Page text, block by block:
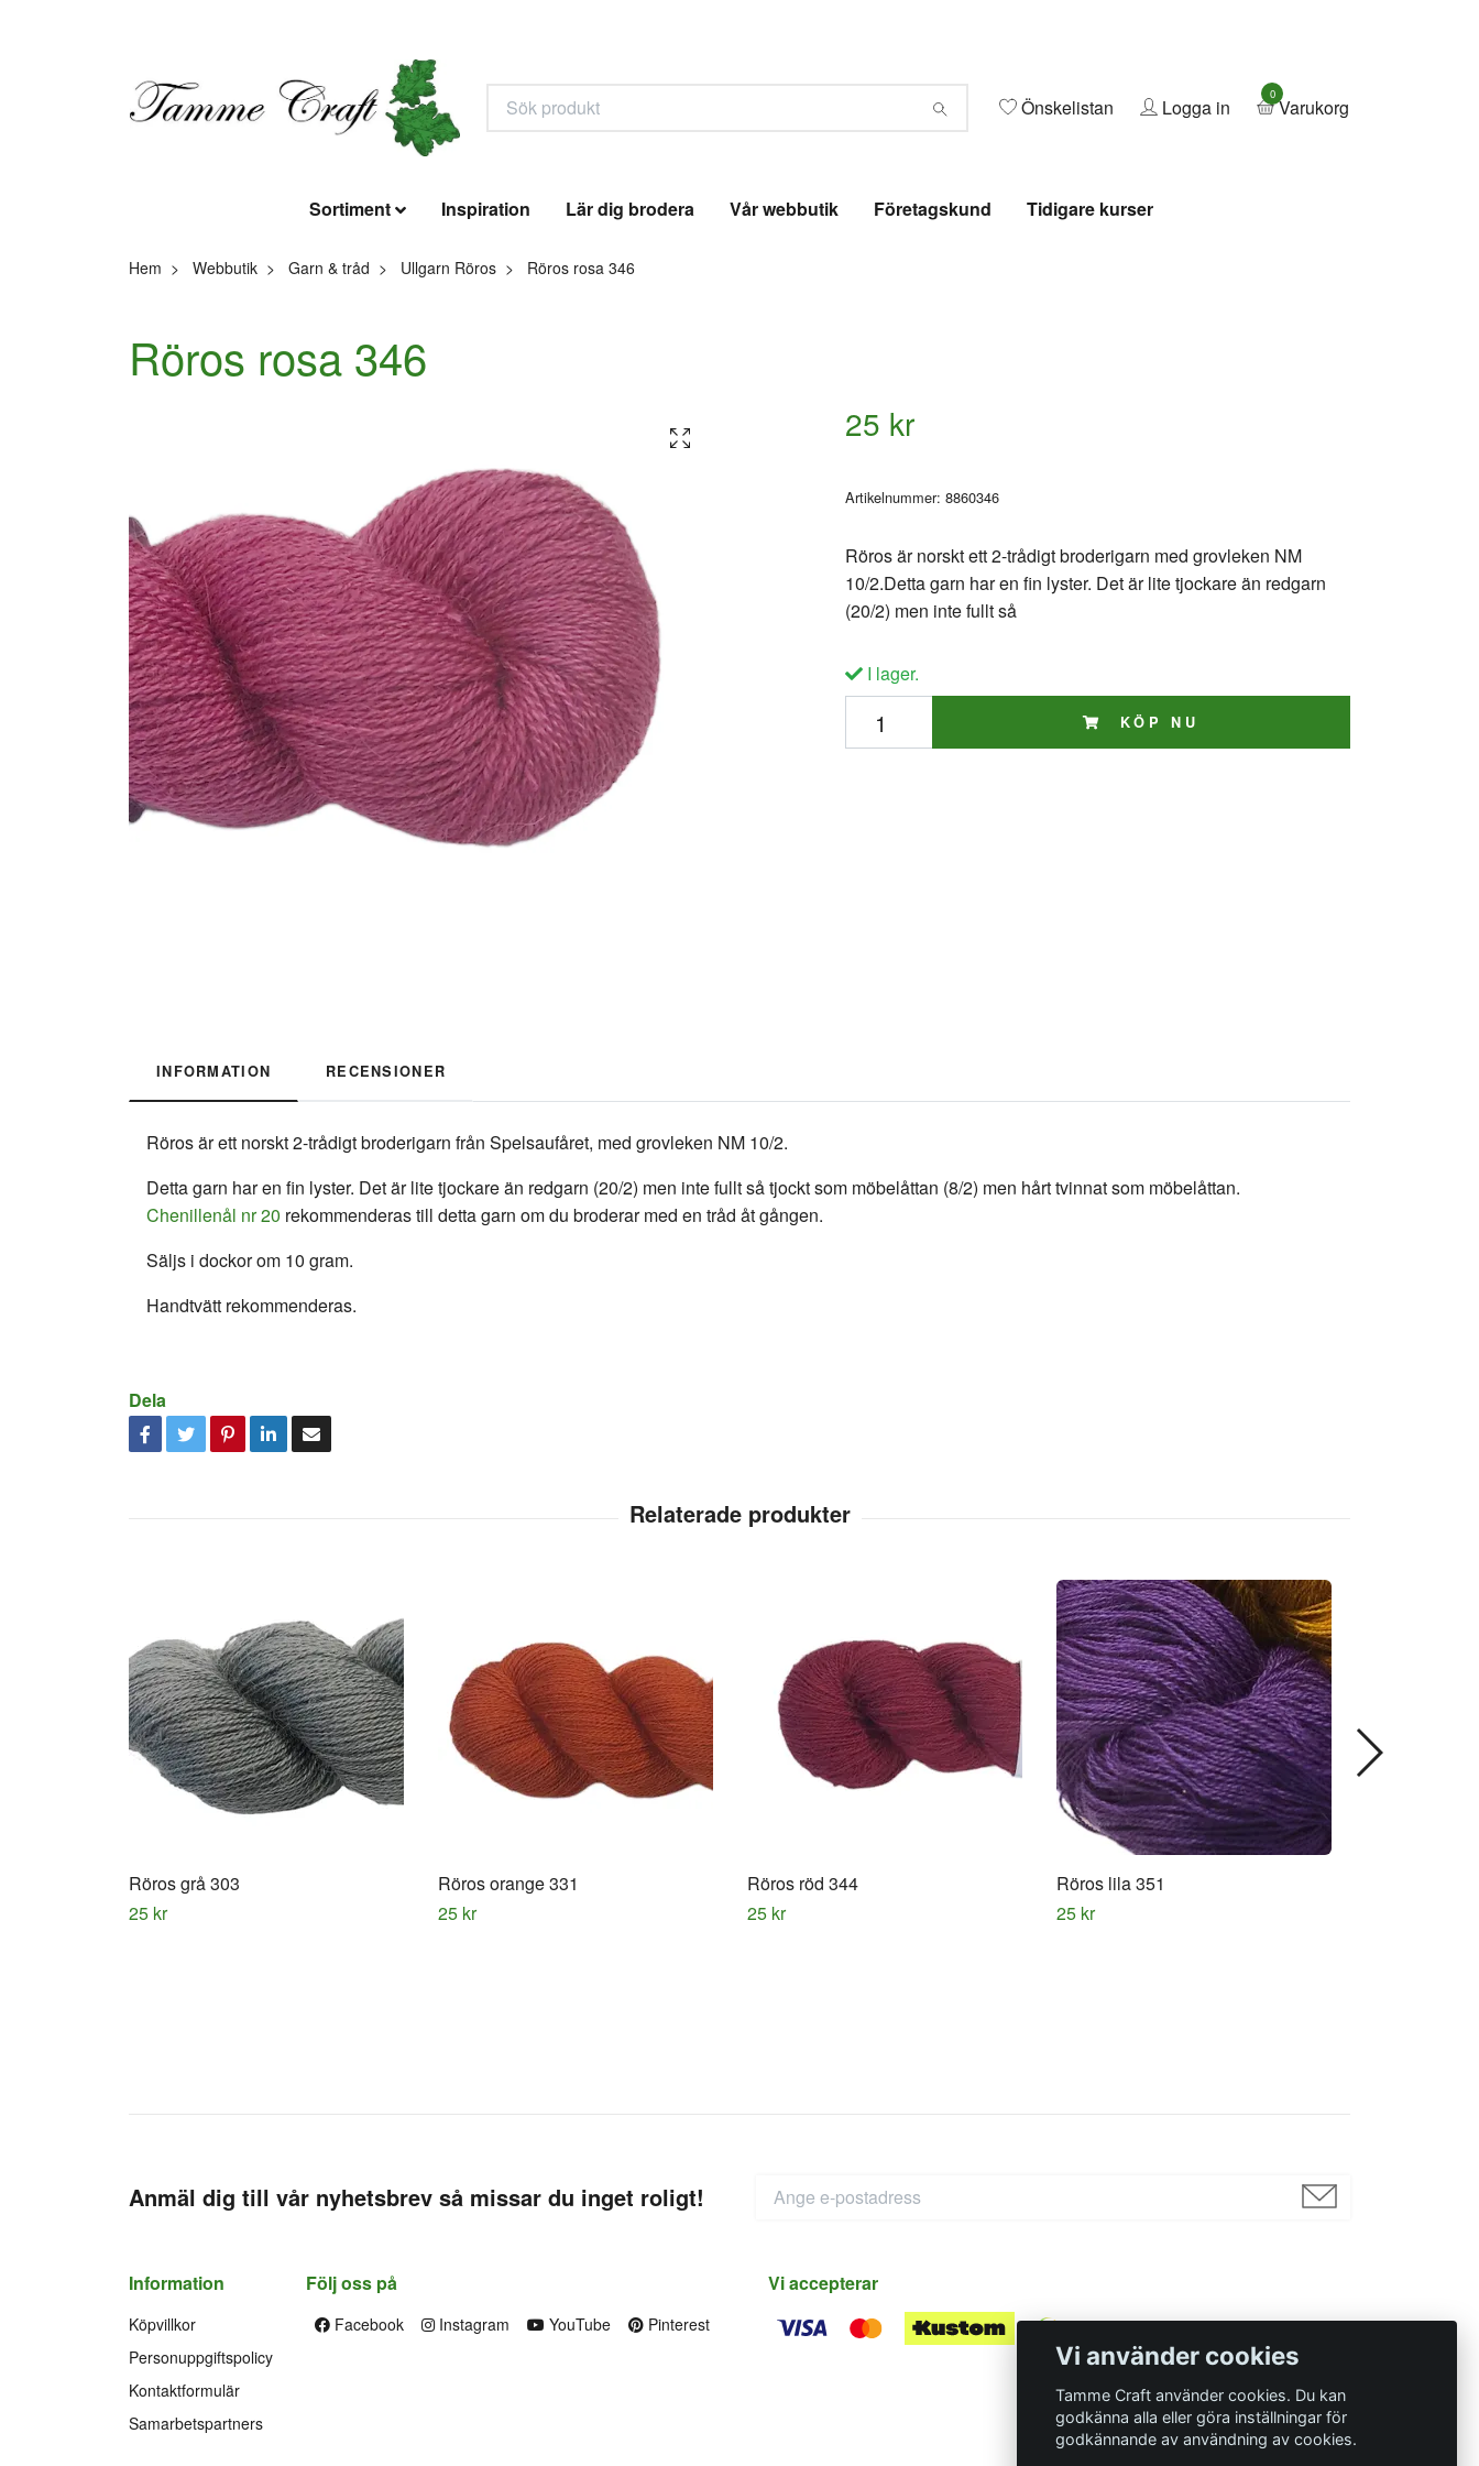
Önskelistan Logga in
0
Varukorg
Sortiment Inspiration Lär dig brodera Vår webbutik Företagskund Tidigare kurser
Hem Webbutik Garn & tråd Ullgarn Röros Röros rosa 346
Röros rosa 346
25 kr
Artikelnummer: 8860346
Röros är norskt ett 2-trådigt broderigarn med grovleken NM
10/2.Detta garn har en fin lyster. Det är lite tjockare än redgarn
(20/2) men inte fullt så
I lager.
KÖP NU
INFORMATION RECENSIONER
Röros är ett norskt 2-trådigt broderigarn från Spelsaufåret, med grovleken NM 10/2.
Detta garn har en fin lyster. Det är lite tjockare än redgarn (20/2) men inte fullt så tjockt som möbelåttan (8/2) men hårt tvinnat som möbelåttan.
Chenillenål nr 20 rekommenderas till detta garn om du broderar med en tråd åt gången.
Säljs i dockor om 10 gram.
Handtvätt rekommenderas.
Dela
Röros grå 303
25 kr
Röros orange 331
25 kr
Röros röd 344
25 kr
Röros lila 351
25 kr
Anmäl dig till vår nyhetsbrev så missar du inget roligt!
Information
Köpvillkor
Personuppgiftspolicy
Kontaktformulär
Samarbetspartners
Följ oss på
Facebook Instagram YouTube Pinterest
Vi accepterar
Vi använder cookies
Tamme Craft använder cookies. Du kan
godkänna alla eller göra inställningar för
godkännande av användning av cookies.